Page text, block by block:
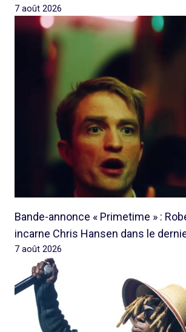
7 août 2026
Bande-annonce « Primetime » :
incarne Chris Hansen dans le
7 août 2026